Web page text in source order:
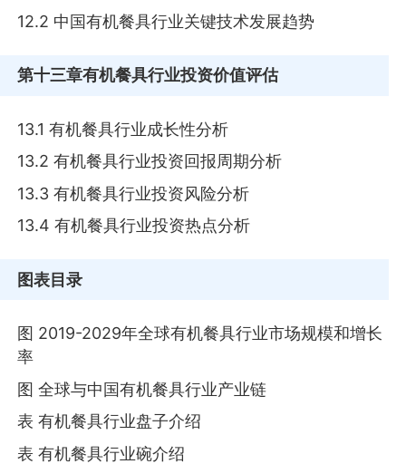
12.2 中国有机餐具行业关键技术发展趋势
第十三章有机餐具行业投资价值评估
13.1 有机餐具行业成长性分析
13.2 有机餐具行业投资回报周期分析
13.3 有机餐具行业投资风险分析
13.4 有机餐具行业投资热点分析
图表目录
图 2019-2029年全球有机餐具行业市场规模和增长
率
图 全球与中国有机餐具行业产业链
表 有机餐具行业盘子介绍
表 有机餐具行业碗介绍